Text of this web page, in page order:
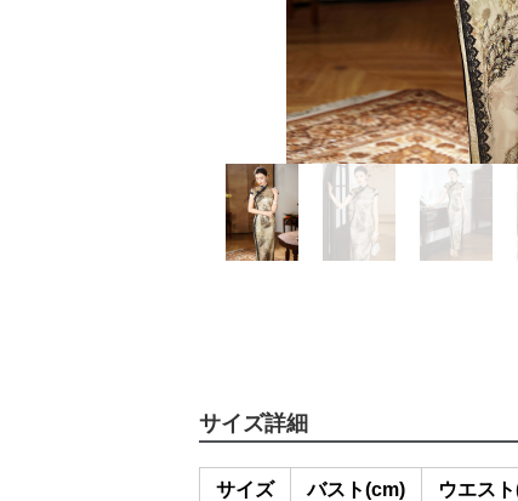
サイズ詳細
サイズ バスト(cm) ウエス